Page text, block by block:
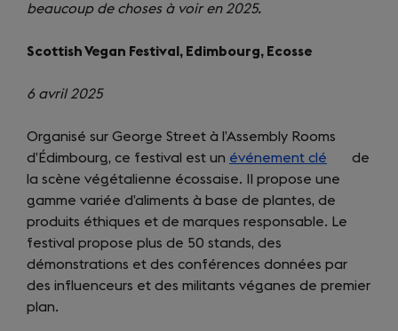
beaucoup de choses à voir en 2025.
Scottish Vegan Festival, Edimbourg, Ecosse
6 avril 2025
Organisé sur George Street à l’Assembly Rooms
d’Édimbourg, ce festival est un événement clé (opens
in
a
new
de
la scène végétalienne écossaise. Il propose une
gamme variée d’aliments à base de plantes, de
produits éthiques et de marques responsable. Le
festival propose plus de 50 stands, des
démonstrations et des conférences données par
des influenceurs et des militants véganes de premier
plan.